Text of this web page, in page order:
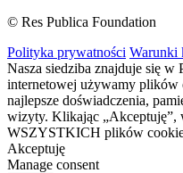
© Res Publica Foundation
Polityka prywatności Warunki
Nasza siedziba znajduje się w
internetowej używamy plików
najlepsze doświadczenia,
wizyty. Klikając „Akceptuję”,
WSZYSTKICH plików
Akceptuję
Manage consent